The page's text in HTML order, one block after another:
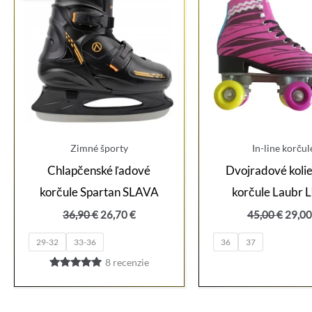
Zimné športy
Chlapčenské ľadové
korčule Spartan SLAVA
36,90€ Pôvodná
36,90 €.
26,70€Aktuálna
29-32 33-36
5.00
8recenzie
In-line
Dvojradové
korčule Laubr
45,00€ 29,00
36 37